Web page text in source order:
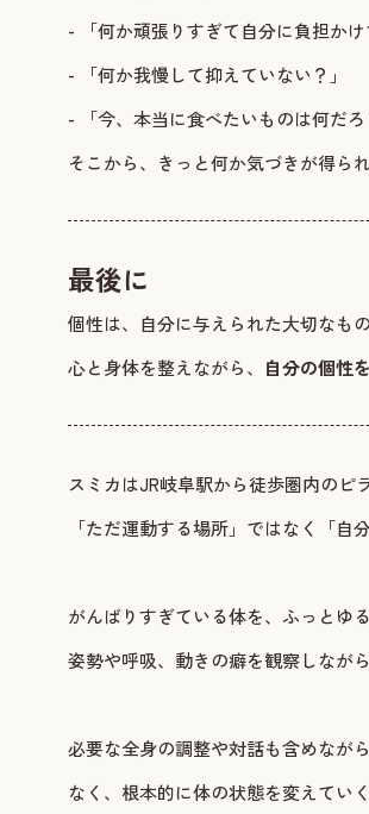
- 「何か頑張りすぎて自分に負担かけ
- 「何か我慢して抑えていない？」
- 「今、本当に食べたいものは何だろ
そこから、きっと何か気づきが得ら
最後に
個性は、自分に与えられた大切なも
心と身体を整えながら、 自分の個性
スミカはJR岐阜駅から徒歩圏内のピ
「ただ運動する場所」ではなく「自
がんばりすぎている体を、ふっとゆ
姿勢や呼吸、動きの癖を観察しなが
必要な全身の調整や対話も含めなが
なく、根本的に体の状態を変えてい